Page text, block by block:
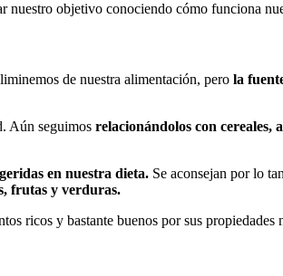
nuestro objetivo conociendo cómo funciona
de nuestra alimentación, pero la
Aún seguimos relacionándolos con cereales,
en nuestra dieta. Se aconsejan por lo
frutas y verduras.
ricos y bastante buenos por sus